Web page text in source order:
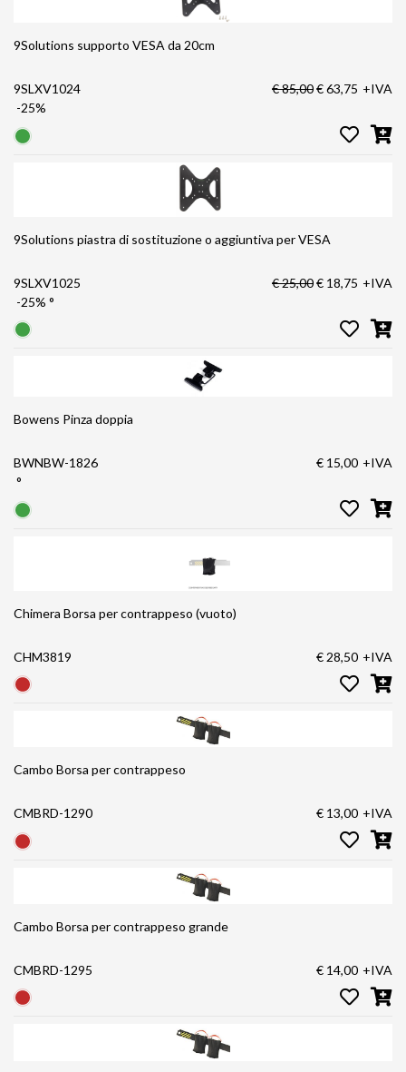
9Solutions supporto VESA da 20cm
9SLXV1024
-25%
€ 85,00€ 63,75 +IVA
9Solutions piastra di sostituzione o aggiuntiva per VESA
9SLXV1025
-25% °
€ 25,00€ 18,75 +IVA
Bowens Pinza doppia
BWNBW-1826
°
€ 15,00 +IVA
Chimera Borsa per contrappeso (vuoto)
CHM3819 € 28,50 +IVA
Cambo Borsa per contrappeso
CMBRD-1290 € 13,00 +IVA
Cambo Borsa per contrappeso grande
CMBRD-1295 € 14,00 +IVA